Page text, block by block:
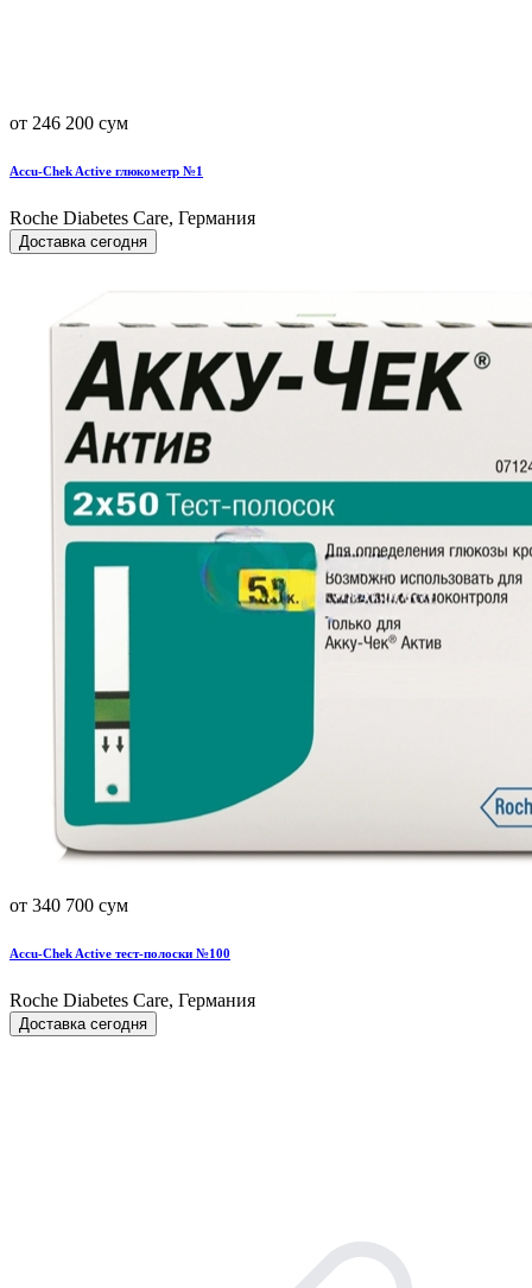
от 246 200 сум
Accu-Chek Active глюкометр №1
Roche Diabetes Care, Германия
Доставка сегодня
от 340 700 сум
Accu-Chek Active тест-полоски №100
Roche Diabetes Care, Германия
Доставка сегодня